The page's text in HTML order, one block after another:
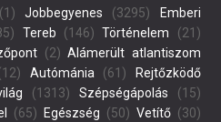
Jobbegyenes (3295)
Emberi
Tereb (146) Történelem (21)
(2) Alámerült atlantiszom
Autómánia(61)
Rejtőzködő
(1313) Szépségápolás (15)
(65) Egészség (50) Vetítő(30)